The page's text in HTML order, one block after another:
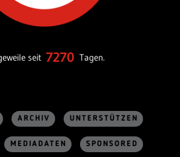
seit 7270 Tagen.
ARCHIV UNTERSTÜTZEN
MEDIADATEN SPONSORED